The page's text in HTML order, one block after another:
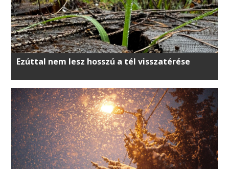
Ezúttal nem lesz hosszú a tél visszatérése